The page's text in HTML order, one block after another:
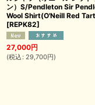
ン）S/Pendleton Sir
Wool Shirt(O'Neill Red
[REPK82]
27,000円
(税込 : 29,700円)